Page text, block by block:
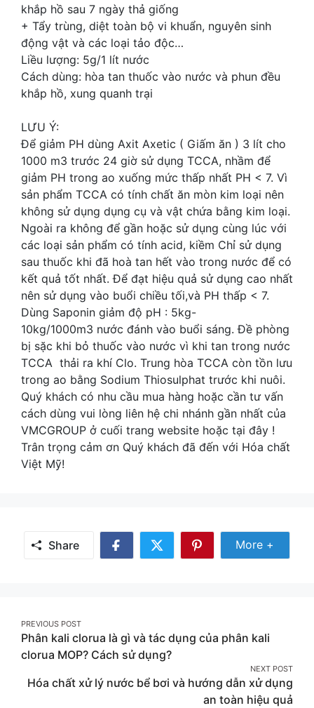
khắp hồ sau 7 ngày thả giống
+ Tẩy trùng, diệt toàn bộ vi khuẩn, nguyên sinh
động vật và các loại tảo độc…
Liều lượng: 5g/1 lít nước
Cách dùng: hòa tan thuốc vào nước và phun đều
khắp hồ, xung quanh trại
LƯU Ý:
Để giảm PH dùng Axit Axetic ( Giấm ăn ) 3 lít cho
1000 m3 trước 24 giờ sử dụng TCCA, nhầm để
giảm PH trong ao xuống mức thấp nhất PH < 7. Vì
sản phẩm TCCA có tính chất ăn mòn kim loại nên
không sử dụng dụng cụ và vật chứa bằng kim loại.
Ngoài ra không để gần hoặc sử dụng cùng lúc với
các loại sản phẩm có tính acid, kiềm Chỉ sử dụng
sau thuốc khi đã hoà tan hết vào trong nước để có
kết quả tốt nhất. Để đạt hiệu quả sử dụng cao nhất
nên sử dụng vào buổi chiều tối,và PH thấp < 7.
Dùng Saponin giảm độ pH : 5kg-
10kg/1000m3 nước đánh vào buổi sáng. Đề phòng
bị sặc khi bỏ thuốc vào nước vì khi tan trong nước
TCCA thải ra khí Clo. Trung hòa TCCA còn tồn lưu
trong ao bằng Sodium Thiosulphat trước khi nuôi.
Quý khách có nhu cầu mua hàng hoặc cần tư vấn
cách dùng vui lòng liên hệ chi nhánh gần nhất của
VMCGROUP ở cuối trang website hoặc tại đây !
Trân trọng cảm ơn Quý khách đã đến với Hóa chất
Việt Mỹ!
Share
Share
Share
Share
More
More +
Post
navigation
PREVIOUS POST
Phân kali clorua là gì và tác dụng của phân kali
clorua MOP? Cách sử dụng?
NEXT POST
Hóa chất xử lý nước bể bơi và hướng dẫn xử dụng
an toàn hiệu quả